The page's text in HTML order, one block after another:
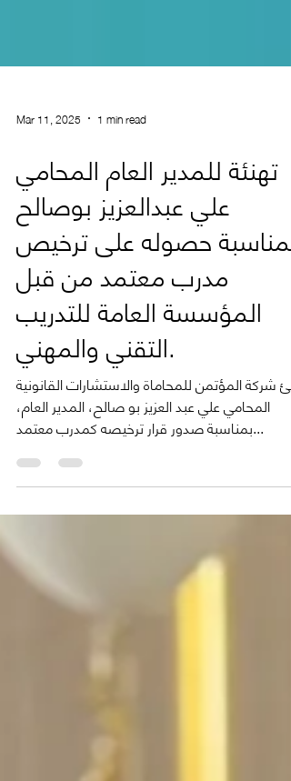
Mar 11, 2025 1 min read
تهنئة للمدير العام المحامي
علي عبدالعزيز بوصالح
بمناسبة حصوله على ترخيص
مدرب معتمد من قبل
المؤسسة العامة للتدريب
التقني والمهني.
شركة المؤتمن للمحاماة والاستشارات القانونية
المحامي علي عبد العزيز بو صالح، المدير العام،
بمناسبة صدور قرار ترخيصه كمدرب معتمد...